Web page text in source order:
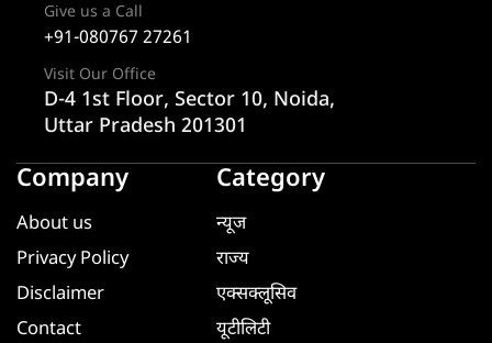
Give us a Call
+91-080767 27261
Visit Our Office
D-4 1st Floor, Sector 10, Noida,
Uttar Pradesh 201301
Company
About us
Privacy Policy
Disclaimer
Contact
Category
न्यूज
राज्य
एक्सक्लूसिव
यूटीलिटी